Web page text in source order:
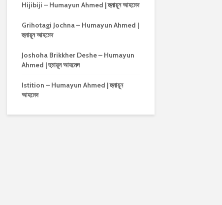
Hijibiji – Humayun Ahmed | হুমায়ূন আহমেদ
Grihotagi Jochna – Humayun Ahmed |
হুমায়ূন আহমেদ
Joshoha Brikkher Deshe – Humayun
Ahmed | হুমায়ূন আহমেদ
Istition – Humayun Ahmed | হুমায়ূন
আহমেদ